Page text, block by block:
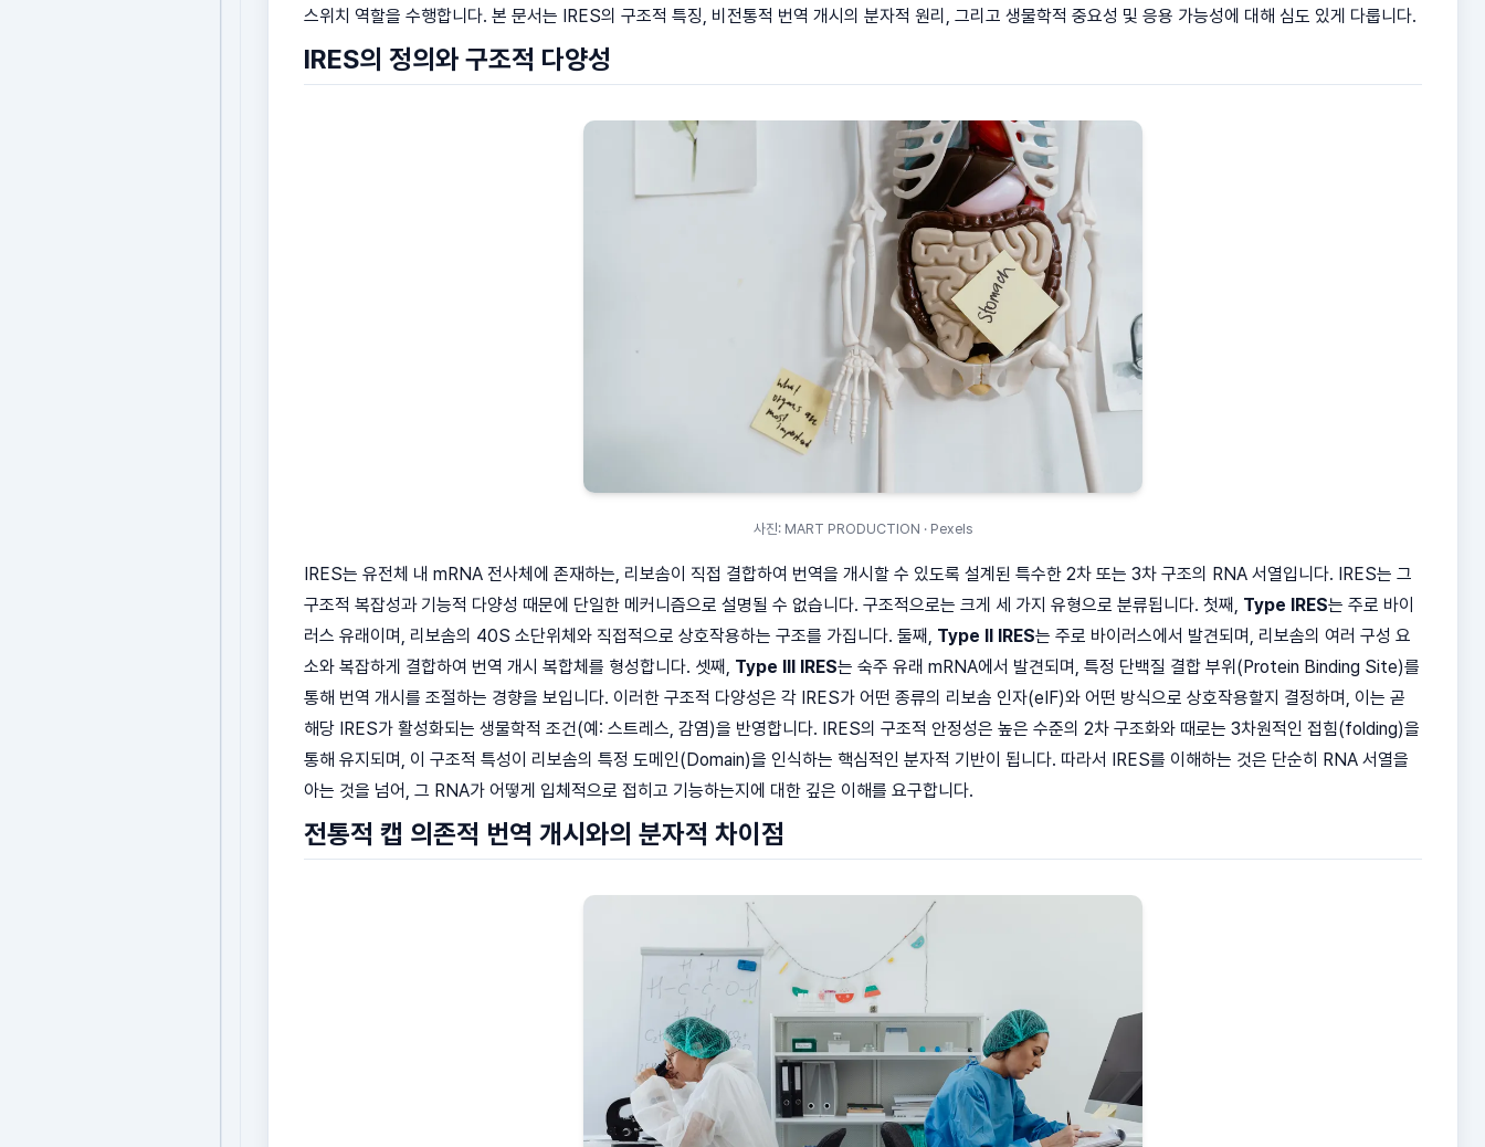
스위치 역할을 수행합니다. 본 문서는 IRES의 구조적 특징, 비전통적 번역 개시의 분자적 원리, 그리고 생물학적 중요성 및 응용 가능성에 대해 심도 있게 다룹니다.
IRES의 정의와 구조적 다양성
사진: MART PRODUCTION · Pexels
IRES는 유전체 내 mRNA 전사체에 존재하는, 리보솜이 직접 결합하여 번역을 개시할 수 있도록 설계된 특수한 2차 또는 3차 구조의 RNA 서열입니다. IRES는 그
구조적 복잡성과 기능적 다양성 때문에 단일한 메커니즘으로 설명될 수 없습니다. 구조적으로는 크게 세 가지 유형으로 분류됩니다. 첫째, Type IRES는 주로 바이
러스 유래이며, 리보솜의 40S 소단위체와 직접적으로 상호작용하는 구조를 가집니다. 둘째, Type II IRES는 주로 바이러스에서 발견되며, 리보솜의 여러 구성 요
소와 복잡하게 결합하여 번역 개시 복합체를 형성합니다. 셋째, Type III IRES는 숙주 유래 mRNA에서 발견되며, 특정 단백질 결합 부위(Protein Binding Site)를
통해 번역 개시를 조절하는 경향을 보입니다. 이러한 구조적 다양성은 각 IRES가 어떤 종류의 리보솜 인자(eIF)와 어떤 방식으로 상호작용할지 결정하며, 이는 곧
해당 IRES가 활성화되는 생물학적 조건(예: 스트레스, 감염)을 반영합니다. IRES의 구조적 안정성은 높은 수준의 2차 구조화와 때로는 3차원적인 접힘(folding)을
통해 유지되며, 이 구조적 특성이 리보솜의 특정 도메인(Domain)을 인식하는 핵심적인 분자적 기반이 됩니다. 따라서 IRES를 이해하는 것은 단순히 RNA 서열을
아는 것을 넘어, 그 RNA가 어떻게 입체적으로 접히고 기능하는지에 대한 깊은 이해를 요구합니다.
전통적 캡 의존적 번역 개시와의 분자적 차이점